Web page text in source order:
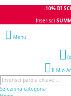
-10% DI
Inserisci
Menu
0
Il Mio
Seleziona categoria